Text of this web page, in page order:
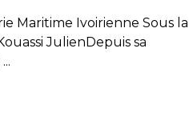
Maritime Ivoirienne Sous la
JulienDepuis sa